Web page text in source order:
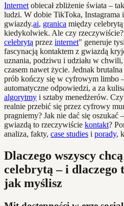
Internet obiecał zbliżenie świata –
ludzi. W dobie TikToka, Instagrama
gwiazdy.ai, granica między
kiedykolwiek. Ale czy rzeczywiście?
celebrytą przez internet" generuje
fascynacją kontaktem z gwiazdą
uznania, podziwu i udziału w
czasem nawet życie. Jednak
prób kończy się w cyfrowym limbo
automatyczne odpowiedzi, a za
algorytmy i sztaby menedżerów.
realnie przebić się przez cyfrowy
pragniemy? Jak nie dać się
gwiazdą to rzeczywiście kontakt?
analiza, fakty, case studies i porady,
Dlaczego wszyscy
celebrytą – i dlaczego
jak myślisz